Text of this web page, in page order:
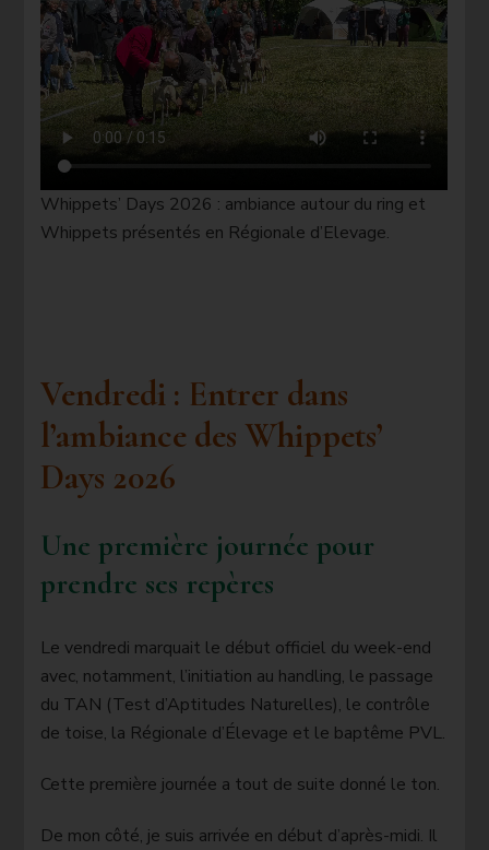
Whippets’ Days 2026 : ambiance autour du ring et
Whippets présentés en Régionale d’Elevage.
Vendredi : Entrer dans
l’ambiance des Whippets’
Days 2026
Une première journée pour
prendre ses repères
Le vendredi marquait le début officiel du week-end
avec, notamment, l’initiation au handling, le passage
du TAN (Test d’Aptitudes Naturelles), le contrôle
de toise, la Régionale d’Élevage et le baptême PVL.
Cette première journée a tout de suite donné le ton.
De mon côté, je suis arrivée en début d’après-midi. Il